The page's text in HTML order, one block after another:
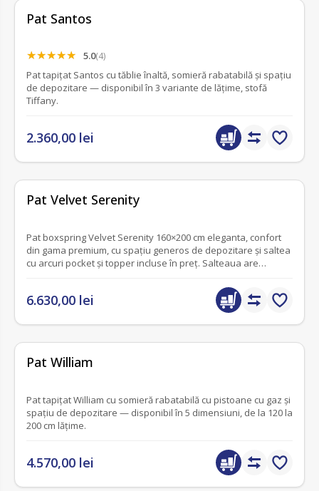
Pat Santos
5.0(4)
Pat tapițat Santos cu tăblie înaltă, somieră rabatabilă și spațiu
de depozitare — disponibil în 3 variante de lățime, stofă
Tiffany.
2.360,00 lei
Pat Velvet Serenity
Pat boxspring Velvet Serenity 160×200 cm eleganta, confort
din gama premium, cu spațiu generos de depozitare și saltea
cu arcuri pocket și topper incluse în preț. Salteaua are
6.630,00 lei
Pat William
Pat tapițat William cu somieră rabatabilă cu pistoane cu gaz și
spațiu de depozitare — disponibil în 5 dimensiuni, de la 120 la
200 cm lățime.
4.570,00 lei